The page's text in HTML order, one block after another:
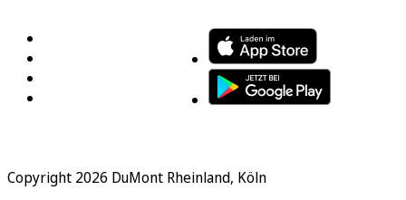
Copyright 2026 DuMont Rheinland, Köln